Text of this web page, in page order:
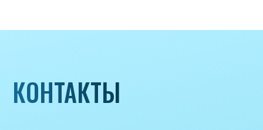
iceicemarket@yandex.ru